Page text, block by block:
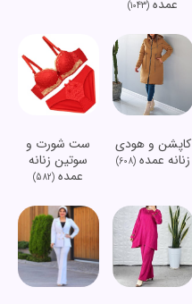
عمده (1043)
کاپشن و هودی
زنانه عمده(608)
ست شورت و
سوتین زنانه
عمده (582)